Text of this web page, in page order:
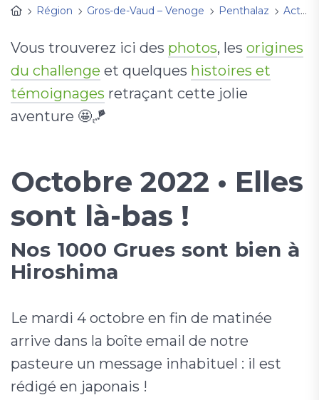
Région
Gros-de-Vaud – Venoge Penthalaz Activités
Vous trouverez ici des photos, les origines
du challenge et quelques histoires et
témoignages retraçant cette jolie
aventure 🤩🪁
Octobre 2022 • Elles
sont là-bas !
Nos 1000 Grues sont bien à
Hiroshima
Le mardi 4 octobre en fin de matinée
arrive dans la boîte email de notre
pasteure un message inhabituel : il est
rédigé en japonais !